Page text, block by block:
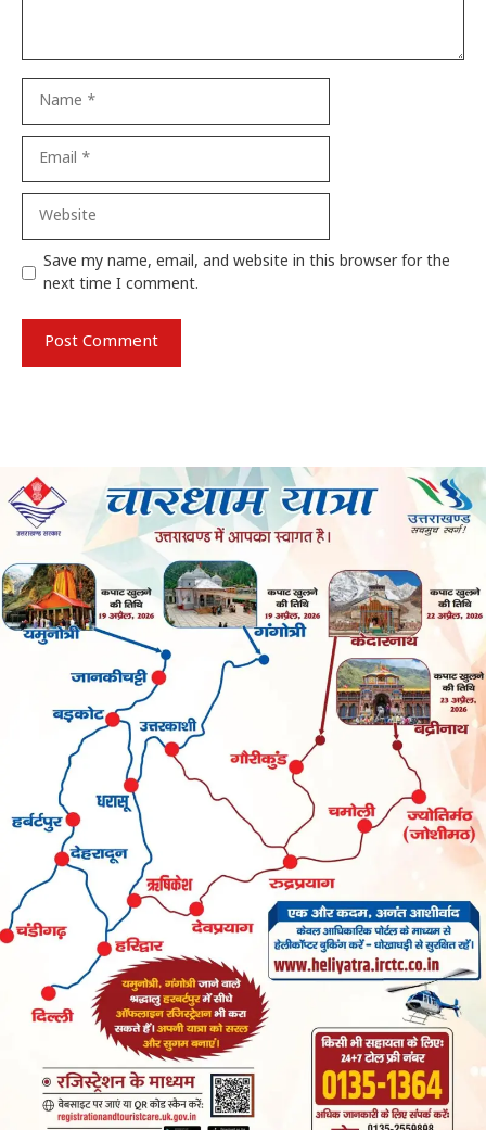
Website
Save my name, email, and website in this browser for the
next time I comment.